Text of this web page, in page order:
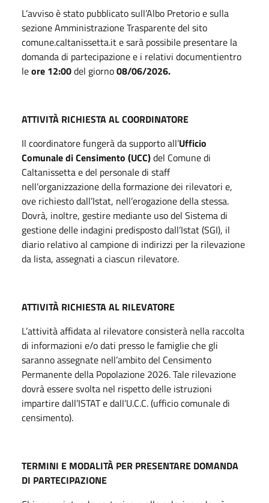
L’avviso è stato pubblicato sull’Albo Pretorio e sulla
sezione Amministrazione Trasparente del sito
comune.caltanissetta.it e sarà possibile presentare la
domanda di partecipazione e i relativi documentientro
leore 12:00del giorno08/06/2026.
ATTIVITÀ RICHIESTA AL COORDINATORE
Il coordinatore fungerà da supporto all’Ufficio
Comunale di Censimento (UCC)del Comune di
Caltanissetta e del personale di staff
nell’organizzazione della formazione dei rilevatori e,
ove richiesto dall’Istat, nell’erogazione della stessa.
Dovrà, inoltre, gestire mediante uso del Sistema di
gestione delle indagini predisposto dall’Istat (SGI), il
diario relativo al campione di indirizzi per la rilevazione
da lista, assegnati a ciascun rilevatore.
ATTIVITÀ RICHIESTA AL RILEVATORE
L’attività affidata al rilevatore consisterà nella raccolta
di informazioni e/o dati presso le famiglie che gli
saranno assegnate nell’ambito del Censimento
Permanente della Popolazione 2026. Tale rilevazione
dovrà essere svolta nel rispetto delle istruzioni
impartire dall’ISTAT e dall’U.C.C. (ufficio comunale di
censimento).
TERMINI E MODALITÀ PER PRESENTARE DOMANDA
DI PARTECIPAZIONE